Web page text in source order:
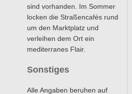
sind vorhanden. Im Sommer
locken die Straßencafés rund
um den Marktplatz und
verleihen dem Ort ein
mediterranes Flair.
Sonstiges
Alle Angaben beruhen auf